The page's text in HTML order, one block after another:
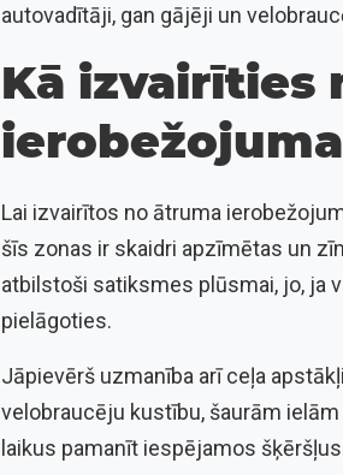
autovadītāji, gan gājēji un
Kā izvairīties
Lai izvairītos no ātruma
šīs zonas ir skaidri apzīmētas un
atbilstoši satiksmes plūsmai, jo, ja
pielāgoties.
Jāpievērš uzmanība arī ceļa
velobraucēju kustību, šaurām
laikus pamanīt iespējamos